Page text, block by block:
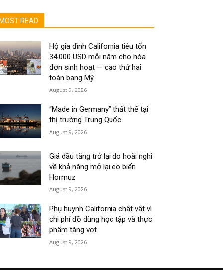
MOST READ
Hộ gia đình California tiêu tốn
34.000 USD mỗi năm cho hóa
đơn sinh hoạt — cao thứ hai
toàn bang Mỹ
August 9, 2026
“Made in Germany” thất thế tại
thị trường Trung Quốc
August 9, 2026
Giá dầu tăng trở lại do hoài nghi
về khả năng mở lại eo biển
Hormuz
August 9, 2026
Phụ huynh California chật vật vì
chi phí đồ dùng học tập và thực
phẩm tăng vọt
August 9, 2026